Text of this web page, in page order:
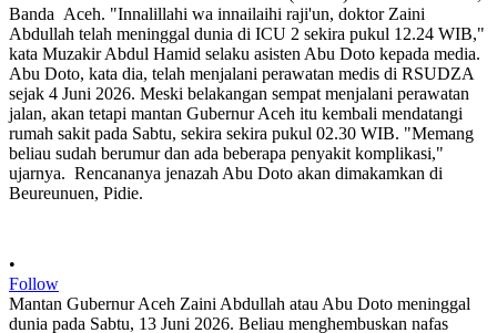
•
Follow
Mantan Gubernur Aceh Zaini Abdullah atau Abu Doto meninggal
dunia pada Sabtu, 13 Juni 2026. Beliau menghembuskan nafas